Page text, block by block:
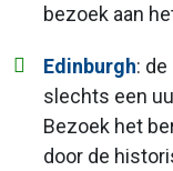
bezoek aan
Edinburgh:
slechts een
Bezoek het
door de